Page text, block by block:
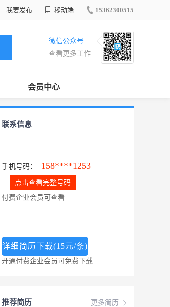
我要发布 移动端 15362300515
微信公众号
查看更多工作
会员中心
联系信息
手机号码： 158****1253
点击查看完整号码
付费企业会员可查看
详细简历下载(15元/条)
开通付费企业会员可免费下载
更多简历
推荐简历